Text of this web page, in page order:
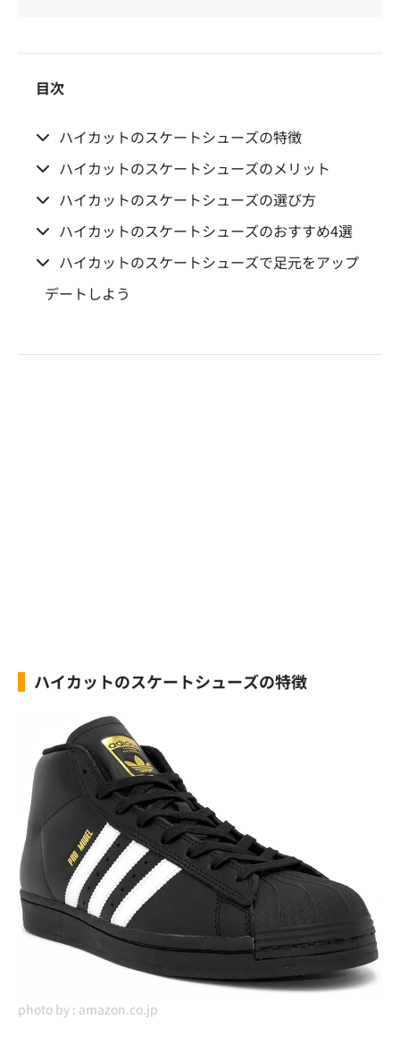
目次
ハイカットのスケートシューズの特徴
ハイカットのスケートシューズのメリット
ハイカットのスケートシューズの選び方
ハイカットのスケートシューズのおすすめ4選
ハイカットのスケートシューズで足元をアップ
デートしよう
ハイカットのスケートシューズの特徴
photo by : amazon.co.jp